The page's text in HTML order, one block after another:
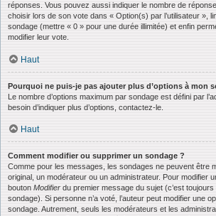
réponses. Vous pouvez aussi indiquer le nombre de
choisir lors de son vote dans « Option(s) par l’utilisateur »,
sondage (mettre « 0 » pour une durée illimitée) et enfin
modifier leur vote.
Haut
Pourquoi ne puis-je pas ajouter plus d’options à mon
Le nombre d’options maximum par sondage est défini par
besoin d’indiquer plus d’options, contactez-le.
Haut
Comment modifier ou supprimer un sondage ?
Comme pour les messages, les sondages ne peuvent être
original, un modérateur ou un administrateur. Pour modifier
bouton Modifier du premier message du sujet (c’est
sondage). Si personne n’a voté, l’auteur peut modifier une
sondage. Autrement, seuls les modérateurs et les